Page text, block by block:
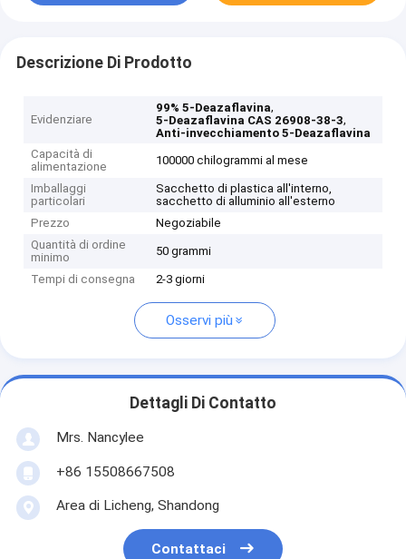
Descrizione Di Prodotto
Evidenziare
99% 5-Deazaflavina,
5-Deazaflavina CAS 26908-38-3,
Anti-invecchiamento 5-Deazaflavina
Capacità di
alimentazione
100000 chilogrammi al mese
Imballaggi
particolari
Sacchetto di plastica all'interno,
sacchetto di alluminio all'esterno
Prezzo
Negoziabile
Quantità di ordine
minimo
50 grammi
Tempi di consegna 2-3 giorni
Osservi più
Dettagli Di Contatto
Mrs. Nancylee
+86 15508667508
Area di Licheng, Shandong
Contattaci